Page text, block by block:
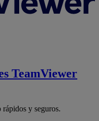
TeamViewer
y seguros.